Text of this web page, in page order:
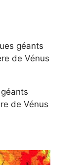
de Vénus